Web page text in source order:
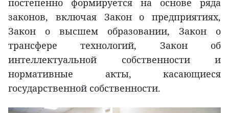
постепенно формируется на основе ряда
законов, включая Закон о предприятиях,
Закон о высшем образовании, Закон о
трансфере технологий, Закон об
интеллектуальной собственности и
нормативные акты, касающиеся
государственной собственности.